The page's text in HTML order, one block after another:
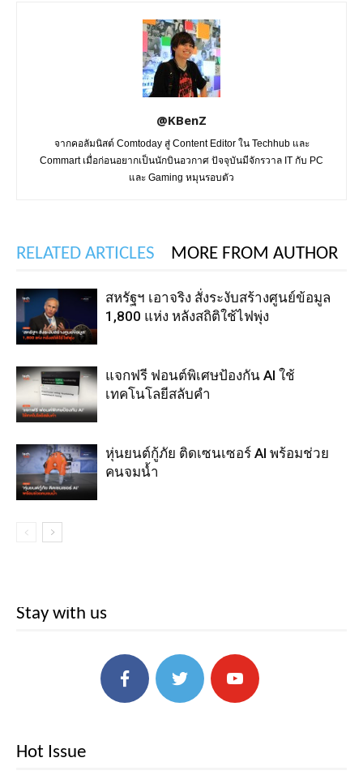
@KBenZ
จากคอลัมนิสต์ Comtoday สู่ Content Editor ใน Techhub และ
Commart เมื่อก่อนอยากเป็นนักบินอวกาศ ปัจจุบันมีจักรวาล IT กับ PC
และ Gaming หมุนรอบตัว
RELATED ARTICLES MORE FROM AUTHOR
สหรัฐฯ เอาจริง สั่งระงับสร้างศูนย์ข้อมูล
1,800 แห่ง หลังสถิติใช้ไฟพุ่ง
แจกฟรี ฟอนต์พิเศษป้องกัน AI ใช้
เทคโนโลยีสลับคำ
หุ่นยนต์กู้ภัย ติดเซนเซอร์ AI พร้อมช่วย
คนจมน้ำ
Stay with us
Hot Issue